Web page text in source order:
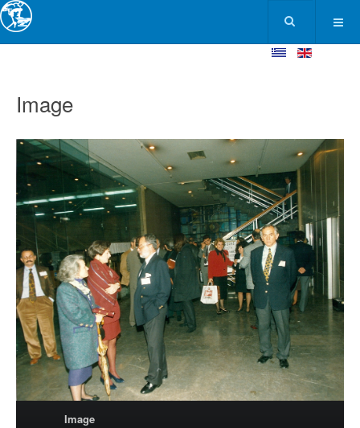
Image
Image